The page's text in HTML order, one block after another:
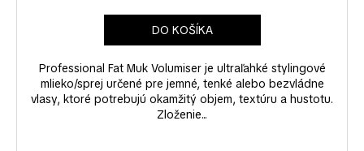
DO KOŠÍKA
Professional Fat Muk Volumiser je ultraľahké stylingové
mlieko/sprej určené pre jemné, tenké alebo bezvládne
vlasy, ktoré potrebujú okamžitý objem, textúru a hustotu.
Zloženie...